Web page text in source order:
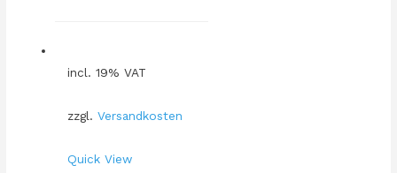
incl. 19% VAT
zzgl. Versandkosten
Quick View